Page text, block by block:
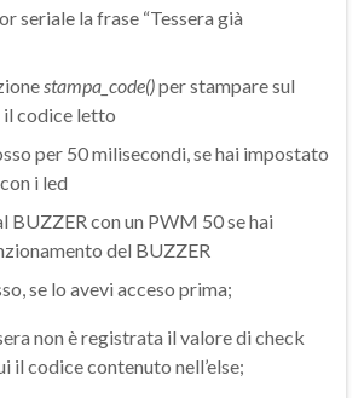
seriale la frase “Tessera già
stampa_code()per stampare sul
codice letto
per 50 milisecondi, se hai impostato
i led
BUZZER con un PWM 50 se hai
del BUZZER
se lo avevi acceso prima;
non è registrata il valore di check
il codice contenuto nell’else;